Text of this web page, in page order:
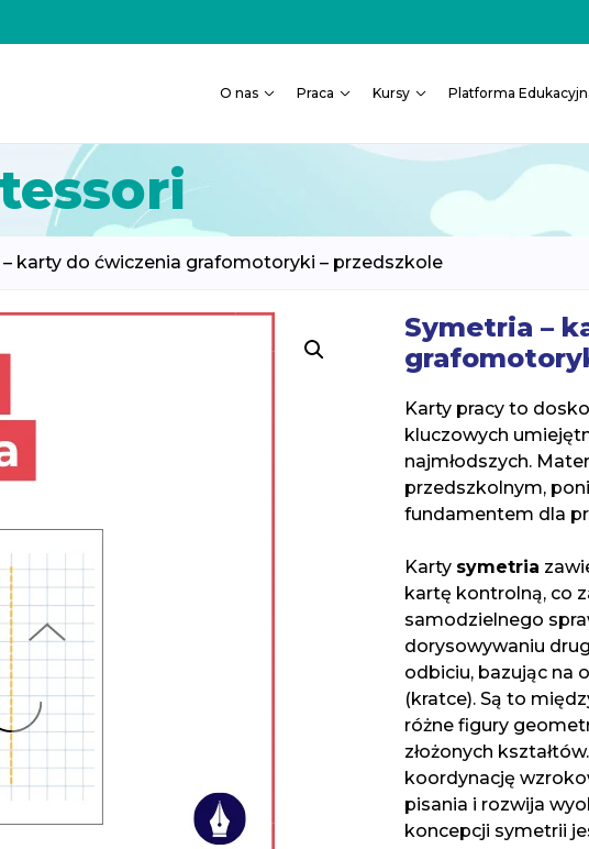
O nas Praca Kursy Platforma
karty do ćwiczenia grafomotoryki – przedszkole
Symetria –
Karty pracy to
kluczowych
najmłodszych.
przedszkolnym,
fundamentem dla
Karty symetria
kartę kontrolną, co
samodzielnego
dorysowywaniu
odbiciu, bazując na
(kratce). Są to
różne figury
złożonych
koordynację
pisania i rozwija
koncepcji symetrii